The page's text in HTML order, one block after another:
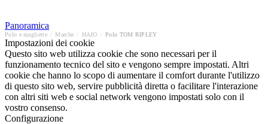
Panoramica
Polo e magliette Marche HAJO Polo TOM RIPLEY
Impostazioni dei cookie
Questo sito web utilizza cookie che sono necessari per il
funzionamento tecnico del sito e vengono sempre impostati. Altri
cookie che hanno lo scopo di aumentare il comfort durante l'utilizzo
di questo sito web, servire pubblicità diretta o facilitare l'interazione
con altri siti web e social network vengono impostati solo con il
vostro consenso.
Configurazione